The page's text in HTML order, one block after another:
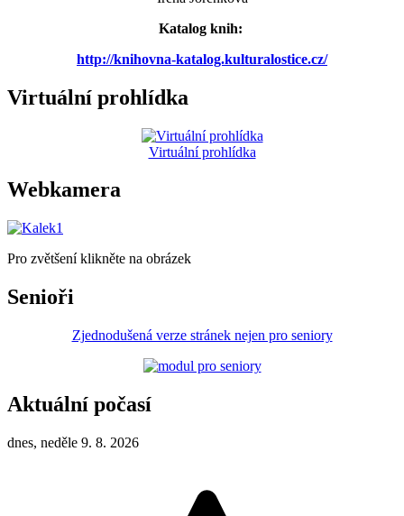
Katalog knih:
http://knihovna-katalog.kulturalostice.cz/
Virtuální prohlídka
Virtuální prohlídka
Webkamera
Pro zvětšení klikněte na obrázek
Senioři
Zjednodušená verze stránek nejen pro seniory
Aktuální počasí
dnes, neděle 9. 8. 2026